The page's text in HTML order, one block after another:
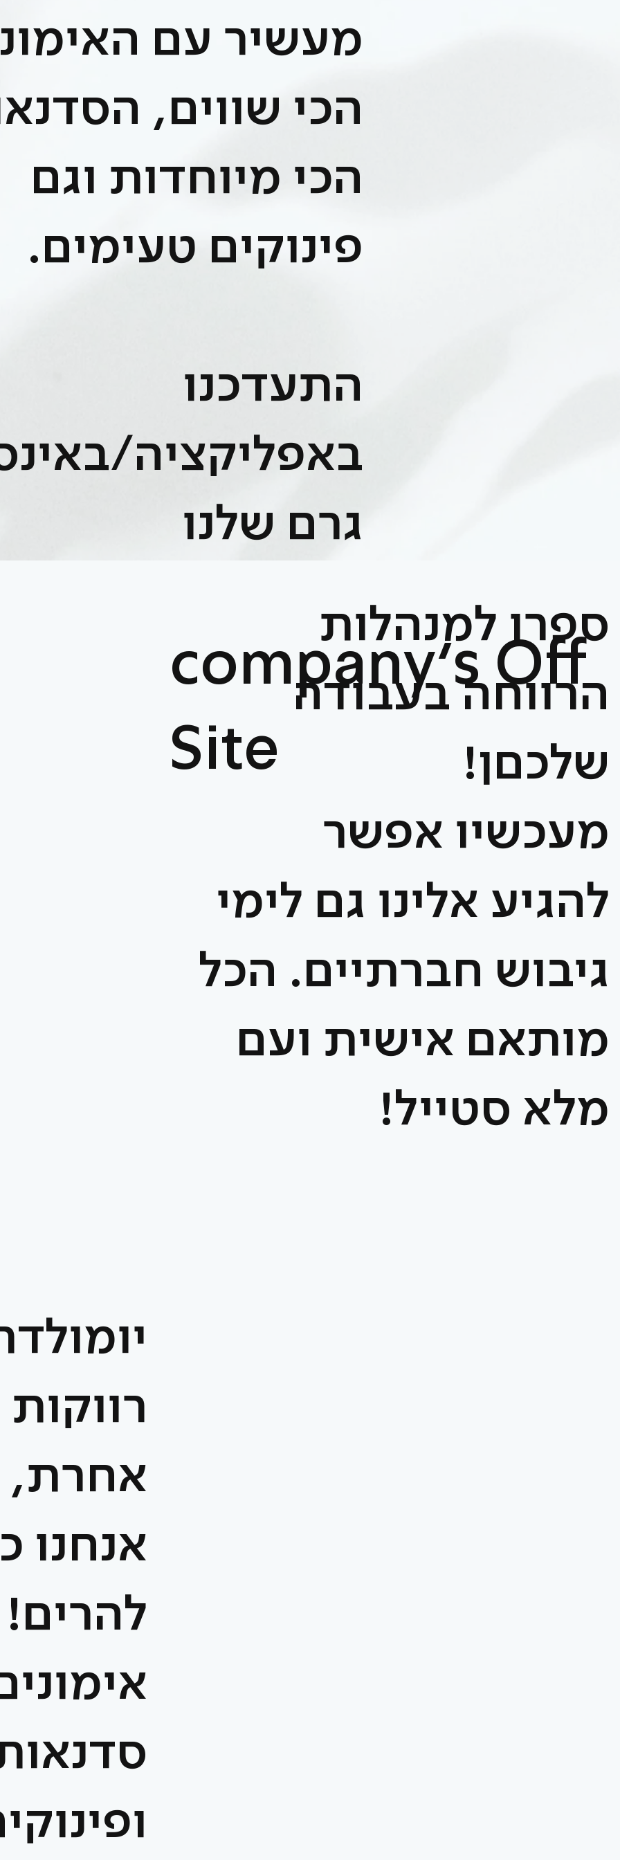
מעשיר עם
הכי שווים,
הכי מיוחדות וגם
פינוקים טעימים.
התעדכנו
באפליקציה/
גרם שלנו
company's Off
Site
ספרו למנהלות
הרווחה בעבודה
שלכםן!
מעכשיו אפשר
להגיע אלינו גם לימי
גיבוש חברתיים. הכל
מותאם אישית ועם
מלא סטייל!
אחרת,
אנחנו